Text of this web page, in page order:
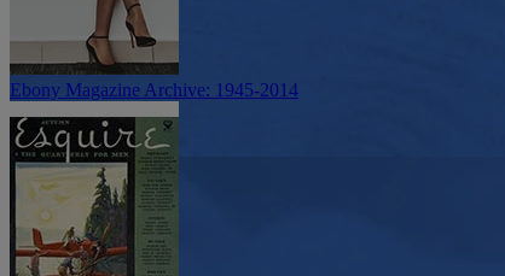
Ebony Magazine Archive: 1945-2014